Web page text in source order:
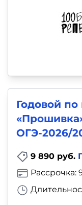
Годовой
ОГЭ-2026/
9 890 руб.
Рассрочка: